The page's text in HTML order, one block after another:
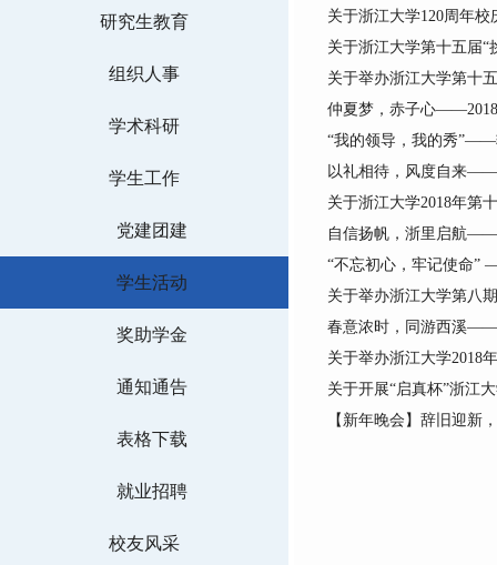
研究生教育
组织人事
学术科研
学生工作
党建团建
学生活动
奖助学金
通知通告
表格下载
就业招聘
校友风采
关于浙江大学120周年
关于浙江大学第十五届
关于举办浙江大学第十
仲夏梦，赤子心——2018
“我的领导，我的秀”——
以礼相待，风度自来——
关于浙江大学2018年第
自信扬帆，浙里启航——
“不忘初心，牢记使命”
关于举办浙江大学第八
春意浓时，同游西溪——
关于举办浙江大学2018
关于开展“启真杯”浙江
【新年晚会】辞旧迎新